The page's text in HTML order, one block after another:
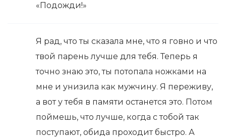
«Подожди!»
Я рад, что ты сказала мне, что я говно и что
твой па­рень лучше для тебя. Теперь я
точно знаю это, ты потопала ножками на
мне и унизила как мужчину. Я переживу,
а вот у тебя в памяти останется это. Потом
поймешь, что лучше, ко­гда с тобой так
поступают, обида проходит быстро. А